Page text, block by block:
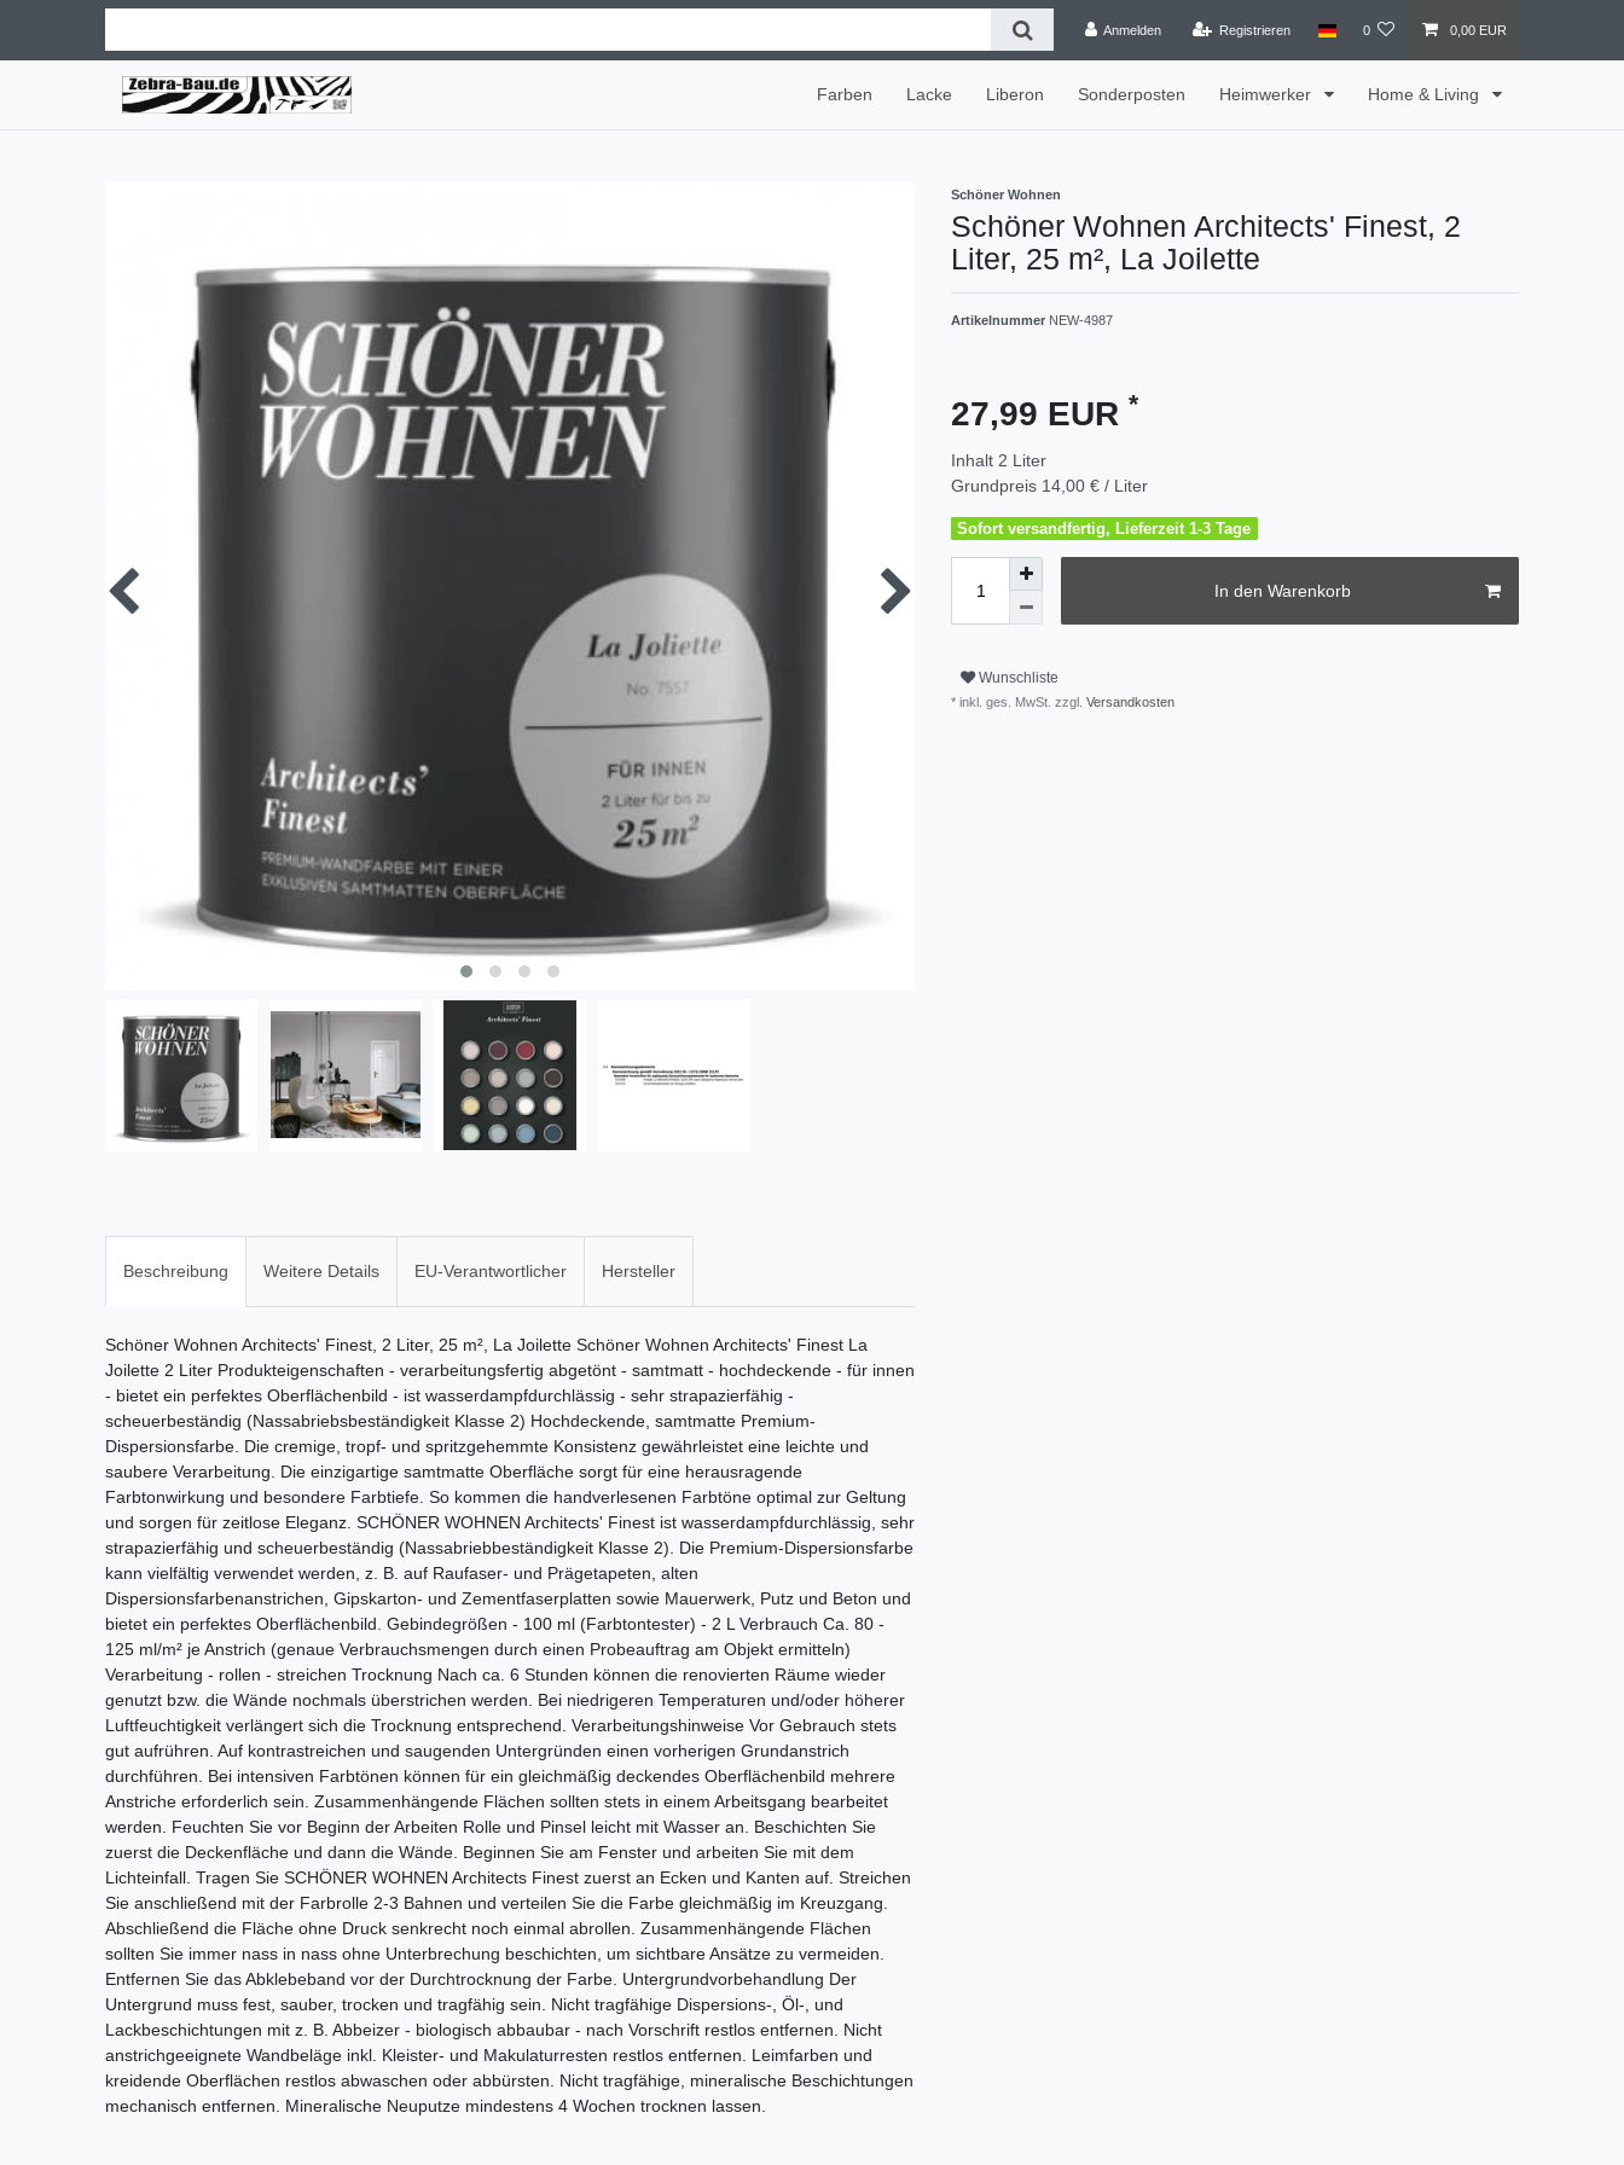
Anmelden Registrieren 0 0,00 EUR
Farben Lacke Liberon Sonderposten Heimwerker Home & Living
Schöner Wohnen
Schöner Wohnen Architects' Finest, 2
Liter, 25 m², La Joilette
Artikelnummer NEW-4987
27,99 EUR *
Inhalt 2 Liter
Grundpreis 14,00 € / Liter
Sofort versandfertig, Lieferzeit 1-3 Tage
In den Warenkorb
Wunschliste
* inkl. ges. MwSt. zzgl. Versandkosten
Beschreibung Weitere Details EU-Verantwortlicher Hersteller
Schöner Wohnen Architects' Finest, 2 Liter, 25 m², La Joilette Schöner Wohnen Architects' Finest La
Joilette 2 Liter Produkteigenschaften - verarbeitungsfertig abgetönt - samtmatt - hochdeckende - für innen
- bietet ein perfektes Oberflächenbild - ist wasserdampfdurchlässig - sehr strapazierfähig -
scheuerbeständig (Nassabriebsbeständigkeit Klasse 2) Hochdeckende, samtmatte Premium-
Dispersionsfarbe. Die cremige, tropf- und spritzgehemmte Konsistenz gewährleistet eine leichte und
saubere Verarbeitung. Die einzigartige samtmatte Oberfläche sorgt für eine herausragende
Farbtonwirkung und besondere Farbtiefe. So kommen die handverlesenen Farbtöne optimal zur Geltung
und sorgen für zeitlose Eleganz. SCHÖNER WOHNEN Architects' Finest ist wasserdampfdurchlässig, sehr
strapazierfähig und scheuerbeständig (Nassabriebbeständigkeit Klasse 2). Die Premium-Dispersionsfarbe
kann vielfältig verwendet werden, z. B. auf Raufaser- und Prägetapeten, alten
Dispersionsfarbenanstrichen, Gipskarton- und Zementfaserplatten sowie Mauerwerk, Putz und Beton und
bietet ein perfektes Oberflächenbild. Gebindegrößen - 100 ml (Farbtontester) - 2 L Verbrauch Ca. 80 -
125 ml/m² je Anstrich (genaue Verbrauchsmengen durch einen Probeauftrag am Objekt ermitteln)
Verarbeitung - rollen - streichen Trocknung Nach ca. 6 Stunden können die renovierten Räume wieder
genutzt bzw. die Wände nochmals überstrichen werden. Bei niedrigeren Temperaturen und/oder höherer
Luftfeuchtigkeit verlängert sich die Trocknung entsprechend. Verarbeitungshinweise Vor Gebrauch stets
gut aufrühren. Auf kontrastreichen und saugenden Untergründen einen vorherigen Grundanstrich
durchführen. Bei intensiven Farbtönen können für ein gleichmäßig deckendes Oberflächenbild mehrere
Anstriche erforderlich sein. Zusammenhängende Flächen sollten stets in einem Arbeitsgang bearbeitet
werden. Feuchten Sie vor Beginn der Arbeiten Rolle und Pinsel leicht mit Wasser an. Beschichten Sie
zuerst die Deckenfläche und dann die Wände. Beginnen Sie am Fenster und arbeiten Sie mit dem
Lichteinfall. Tragen Sie SCHÖNER WOHNEN Architects Finest zuerst an Ecken und Kanten auf. Streichen
Sie anschließend mit der Farbrolle 2-3 Bahnen und verteilen Sie die Farbe gleichmäßig im Kreuzgang.
Abschließend die Fläche ohne Druck senkrecht noch einmal abrollen. Zusammenhängende Flächen
sollten Sie immer nass in nass ohne Unterbrechung beschichten, um sichtbare Ansätze zu vermeiden.
Entfernen Sie das Abklebeband vor der Durchtrocknung der Farbe. Untergrundvorbehandlung Der
Untergrund muss fest, sauber, trocken und tragfähig sein. Nicht tragfähige Dispersions-, Öl-, und
Lackbeschichtungen mit z. B. Abbeizer - biologisch abbaubar - nach Vorschrift restlos entfernen. Nicht
anstrichgeeignete Wandbeläge inkl. Kleister- und Makulaturresten restlos entfernen. Leimfarben und
kreidende Oberflächen restlos abwaschen oder abbürsten. Nicht tragfähige, mineralische Beschichtungen
mechanisch entfernen. Mineralische Neuputze mindestens 4 Wochen trocknen lassen.